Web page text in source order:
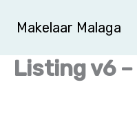
naar
inhoud
Makelaar Malaga
Listing v6